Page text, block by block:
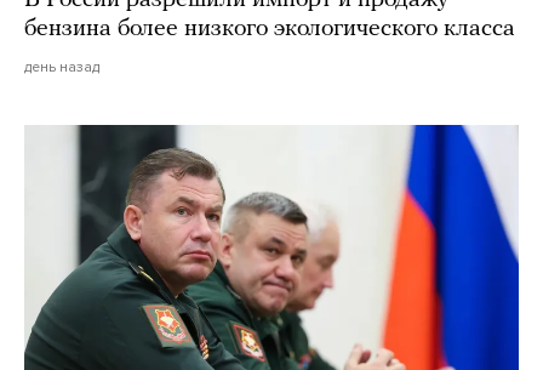
бензина более низкого экологического класса
день назад